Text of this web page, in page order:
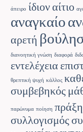
άπειρο ίδιοναίτιο
αναγκαίο
αρετή
διανοητική γνώση διαφορά
εντελέχεια
θρεπτική ψυχή κάλλος
συμβεβηκός
παρώνυμα ποίηση πράξη
συλλογισμός